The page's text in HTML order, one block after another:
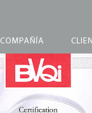
COMPAÑÍA